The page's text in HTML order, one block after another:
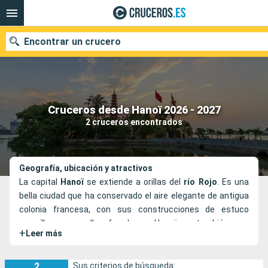
Cruceros desde Hanoï 2026 - 2027
2 cruceros encontrados
Encontrar un crucero
Nuestros destinos
Fecha de salida
Puertos
Buscar
Geografía, ubicación y atractivos
La capital
Hanoïse extiende a orillas del río Rojo. Es una
bella ciudad que ha conservado el aire elegante de antigua
colonia francesa, con sus construcciones de estuco
amarillo y sus calles frondosas. Hanoï es, también, una
ciudad de lagos, lo que añade una atmósfera muy
Además de ser un país con una historia fascinante,
+ Leer más
Sus criterios de búsqueda: